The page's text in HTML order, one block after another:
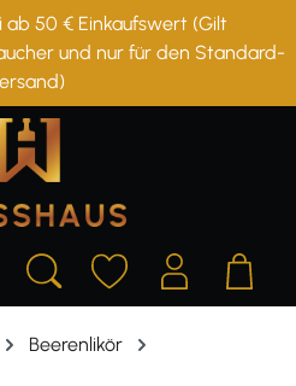
50 € Einkaufswert (Gilt
und nur für den Standard-
Beerenlikör